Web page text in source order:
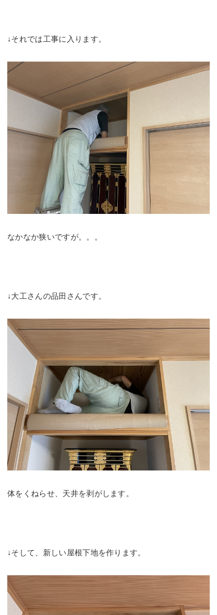
↓それでは工事に入ります。
なかなか狭いですが。。。
↓大工さんの品田さんです。
体をくねらせ、天井を剥がします。
↓そして、新しい屋根下地を作ります。